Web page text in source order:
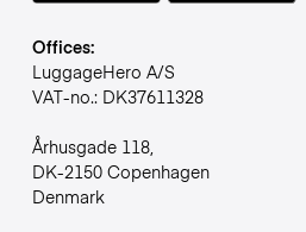
Offices:
LuggageHero A/S
VAT-no.: DK37611328
Århusgade 118,
DK-2150 Copenhagen
Denmark